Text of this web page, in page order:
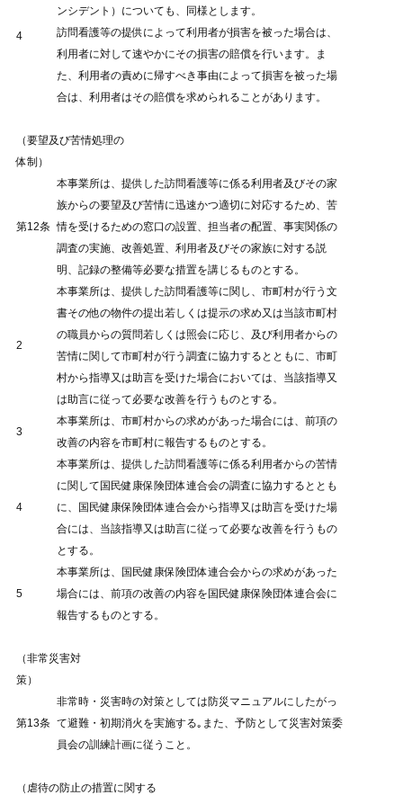
ンシデント）についても、同様とします。
4
訪問看護等の提供によって利用者が損害を被った場合は、
利用者に対して速やかにその損害の賠償を行います。ま
た、利用者の責めに帰すべき事由によって損害を被った場
合は、利用者はその賠償を求められることがあります。
（要望及び苦情処理の
体制）
第12条
本事業所は、提供した訪問看護等に係る利用者及びその家
族からの要望及び苦情に迅速かつ適切に対応するため、苦
情を受けるための窓口の設置、担当者の配置、事実関係の
調査の実施、改善処置、利用者及びその家族に対する説
明、記録の整備等必要な措置を講じるものとする。
2
本事業所は、提供した訪問看護等に関し、市町村が行う文
書その他の物件の提出若しくは提示の求め又は当該市町村
の職員からの質問若しくは照会に応じ、及び利用者からの
苦情に関して市町村が行う調査に協力するとともに、市町
村から指導又は助言を受けた場合においては、当該指導又
は助言に従って必要な改善を行うものとする。
3
本事業所は、市町村からの求めがあった場合には、前項の
改善の内容を市町村に報告するものとする。
4
本事業所は、提供した訪問看護等に係る利用者からの苦情
に関して国民健康保険団体連合会の調査に協力するととも
に、国民健康保険団体連合会から指導又は助言を受けた場
合には、当該指導又は助言に従って必要な改善を行うもの
とする。
5
本事業所は、国民健康保険団体連合会からの求めがあった
場合には、前項の改善の内容を国民健康保険団体連合会に
報告するものとする。
（非常災害対
策）
第13条
非常時・災害時の対策としては防災マニュアルにしたがっ
て避難・初期消火を実施する｡また、予防として災害対策委
員会の訓練計画に従うこと。
（虐待の防止の措置に関する